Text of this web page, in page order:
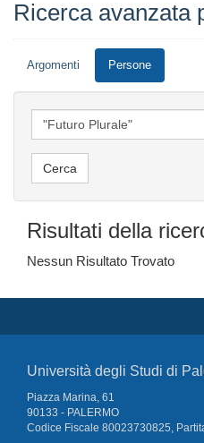
Ricerca avanzata
Argomenti Persone
Risultati della
Nessun Risultato Trovato
Università degli Studi di
Piazza Marina, 61
90133 - PALERMO
Codice Fiscale 80023730825,